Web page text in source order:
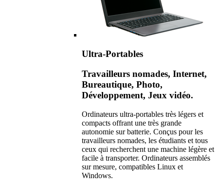
Ultra-Portables
Travailleurs nomades, Internet,
Bureautique, Photo,
Développement, Jeux vidéo.
Ordinateurs ultra-portables très légers et
compacts offrant une très grande
autonomie sur batterie. Conçus pour les
travailleurs nomades, les étudiants et tous
ceux qui recherchent une machine légère et
facile à transporter. Ordinateurs assemblés
sur mesure, compatibles Linux et
Windows.